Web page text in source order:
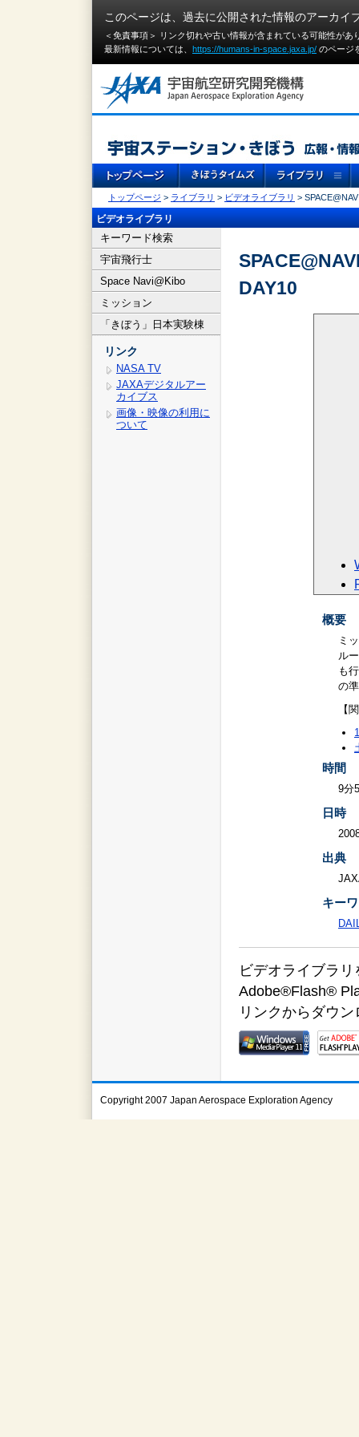
このページは、過去に公開された情報のアーカイ
＜免責事項＞ リンク切れや古い情報が含まれている可能性が
最新情報については、 https://humans-in-space.jaxa.jp/ のページ
トップページ > ライブラリ > ビデオライブラリ >
ビデオライブラリ
キーワード検索
宇宙飛行士
Space Navi@Kibo
ミッション
「きぼう」日本実験棟
リンク
NASA TV
JAXAデジタルアー
カイブス
画像・映像の利用に
ついて
DAY10
概要
ミ
ル
も
の
【
時間
9分
日時
出典
キー
ビデオライブラ
Adobe®Flash®
リンクからダウ
Copyright 2007 Japan Aerospace Exploration Agency